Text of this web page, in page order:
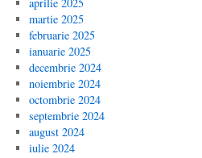
martie 2025
februarie 2025
ianuarie 2025
decembrie 2024
noiembrie 2024
octombrie 2024
septembrie 2024
august 2024
iulie 2024